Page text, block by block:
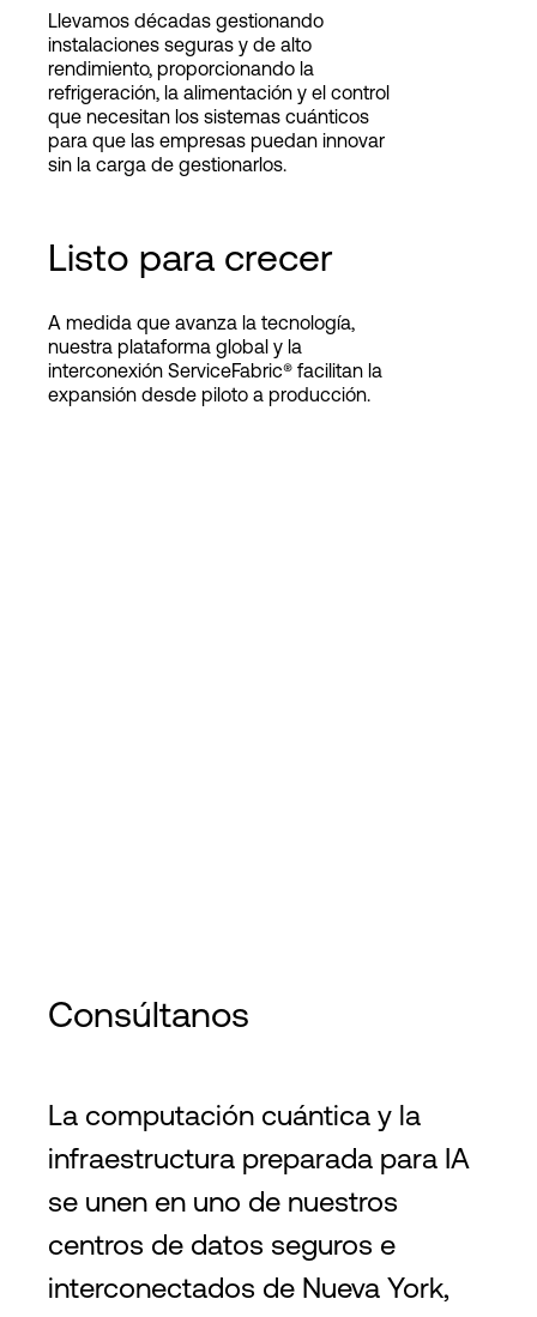
Llevamos décadas gestionando
instalaciones seguras y de alto
rendimiento, proporcionando la
refrigeración, la alimentación y el control
que necesitan los sistemas cuánticos
para que las empresas puedan innovar
sin la carga de gestionarlos.
Listo para crecer
A medida que avanza la tecnología,
nuestra plataforma global y la
interconexión ServiceFabric® facilitan la
expansión desde piloto a producción.
Consúltanos
La computación cuántica y la
infraestructura preparada para IA
se unen en uno de nuestros
centros de datos seguros e
interconectados de Nueva York,